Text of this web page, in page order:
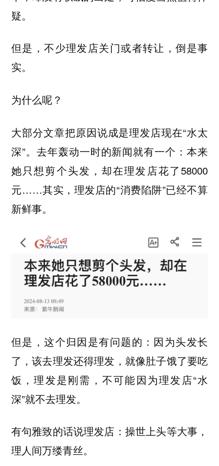
疑。
但是，不少理发店关门或者转让，倒是事
实。
为什么呢？
大部分文章把原因说成是理发店现在“水太
深”。去年轰动一时的新闻就有一个：本来
她只想剪个头发，却在理发店花了58000
元……其实，理发店的“消费陷阱”已经不算
新鲜事。
但是，这个归因是有问题的：因为头发长
了，该去理发还得理发，就像肚子饿了要吃
饭，理发是刚需，不可能因为理发店“水
深”就不去理发。
有句雅致的话说理发店：操世上头等大事，
理人间万缕青丝。